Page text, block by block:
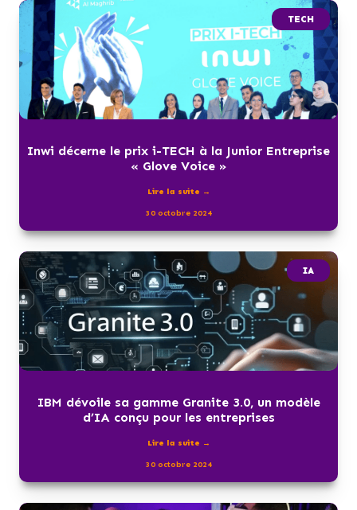
TECH
Inwi décerne le prix i-TECH à la Junior Entreprise
« Glove Voice »
Lire la suite →
30 octobre 2024
IA
IBM dévoile sa gamme Granite 3.0, un modèle
d’IA conçu pour les entreprises
Lire la suite →
30 octobre 2024